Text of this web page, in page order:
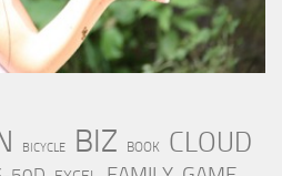
BICYCLE BIZ BOOK CLOUD